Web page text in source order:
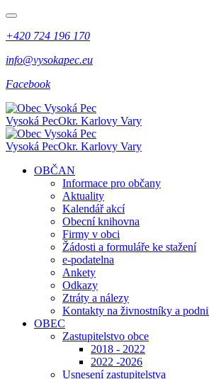
+420 724 196 170
info@vysokapec.eu
Facebook
Vysoká PecOkr. Karlovy Vary
Vysoká PecOkr. Karlovy Vary
OBČAN
Informace pro občany
Aktuality
Kalendář akcí
Obecní knihovna
Firmy v obci
Žádosti a formuláře ke stažení
e-podatelna
Ankety
Odkazy
Ztráty a nálezy
Kontakty na živnostníky a
OBEC
Zastupitelstvo obce
2018 - 2022
2022 -2026
Usnesení zastupitelstva